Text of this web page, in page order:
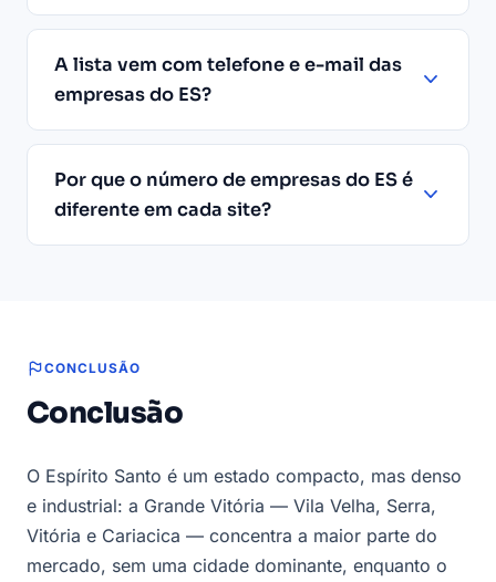
A lista vem com telefone e e-mail das
empresas do ES?
Por que o número de empresas do ES é
diferente em cada site?
CONCLUSÃO
Conclusão
O Espírito Santo é um estado compacto, mas denso
e industrial: a Grande Vitória — Vila Velha, Serra,
Vitória e Cariacica — concentra a maior parte do
mercado, sem uma cidade dominante, enquanto o